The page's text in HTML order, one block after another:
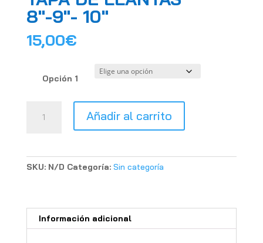
8″-9″- 10″
15,00€
Opción 1
Añadir al carrito
SKU: N/D Categoría: Sin categoría
Información adicional